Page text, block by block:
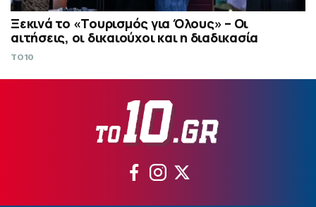
Ξεκινά το «Τουρισμός για Όλους» – Οι
αιτήσεις, οι δικαιούχοι και η διαδικασία
TO10